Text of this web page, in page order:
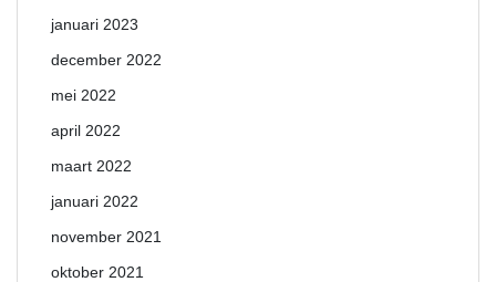
januari 2023
december 2022
mei 2022
april 2022
maart 2022
januari 2022
november 2021
oktober 2021